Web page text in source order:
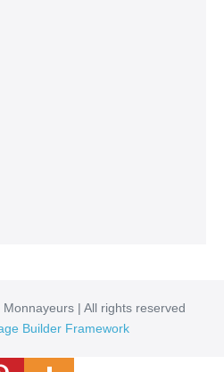
| All rights reserved
Builder Framework